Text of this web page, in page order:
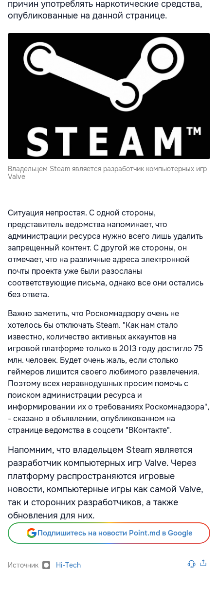
причин употреблять наркотические средства,
опубликованные на данной странице.
Владельцем Steam является разработчик компьютерных игр
Valve
Ситуация непростая. С одной стороны,
представитель ведомства напоминает, что
администрации ресурса нужно всего лишь удалить
запрещенный контент. С другой же стороны, он
отмечает, что на различные адреса электронной
почты проекта уже были разосланы
соответствующие письма, однако все они остались
без ответа.
Важно заметить, что Роскомнадзору очень не
хотелось бы отключать Steam. "Как нам стало
известно, количество активных аккаунтов на
игровой платформе только в 2013 году достигло 75
млн. человек. Будет очень жаль, если столько
геймеров лишится своего любимого развлечения.
Поэтому всех неравнодушных просим помочь с
поиском администрации ресурса и
информировании их о требованиях Роскомнадзора",
- сказано в объявлении, опубликованном на
странице ведомства в соцсети "ВКонтакте".
Напомним, что владельцем Steam является
разработчик компьютерных игр Valve. Через
платформу распространяются игровые
новости, компьютерные игры как самой Valve,
так и сторонних разработчиков, а также
обновления для них.
Подпишитесь на новости Point.md в Google
Источник Hi-Tech